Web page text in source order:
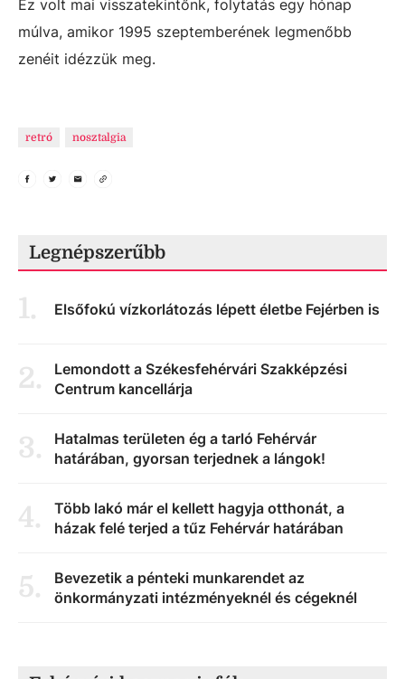
Ez volt mai visszatekintőnk, folytatás egy hónap
múlva, amikor 1995 szeptemberének legmenőbb
zenéit idézzük meg.
retró nosztalgia
Legnépszerűbb
1. Elsőfokú vízkorlátozás lépett életbe Fejérben is
2.
Lemondott a Székesfehérvári Szakképzési
Centrum kancellárja
3.
Hatalmas területen ég a tarló Fehérvár
határában, gyorsan terjednek a lángok!
4.
Több lakó már el kellett hagyja otthonát, a
házak felé terjed a tűz Fehérvár határában
5.
Bevezetik a pénteki munkarendet az
önkormányzati intézményeknél és cégeknél